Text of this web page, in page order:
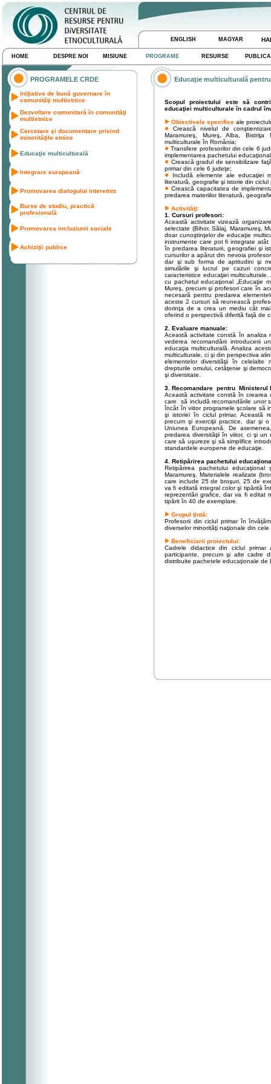
ENGLISH MAGYAR
HOME DESPRE NOI MISIUNE PROGRAME RESURSE
PROGRAMELE CRDE
Iniţiative de bună guvernare în
comunităţi multietnice
Dezvoltare comunitară în comunităţi
multietnice
Cercetare şi documentare privind
minorităţile etnice
Educaţie multiculturală
Integrare europeană
Promovarea dialogului interetnic
Burse de studiu, practică
profesională
Promovarea incluziunii sociale
Achiziţii publice
Educaţie multiculturală
Scopul proiectului este să
educaţiei multiculturale în cadrul
Obiectivele specifice ale
Crească nivelul de
Maramureş, Mureş, Alba,
multiculturale în România;
Transfere profesorilor din cele 6
implementarea pachetului
Crească gradul de sensibilizare
primar din cele 6 judeţe;
Includă elemente ale educaţiei
literatură, geografie şi istorie din ciclul
Crească capacitatea de
predarea materiilor literatură,
Activităţi:
1. Cursuri profesori:
Această activitate vizează
selectate (Bihor, Sălaj, Maramureş,
doar cunoştinţelor de educaţie
instrumente care pot fi integrate
în predarea literaturii, geografiei şi
cursurilor a apărut din nevoia
dar şi sub forma de aptitudini şi
simulările şi lucrul pe cazuri
caracteristice educaţiei
cu pachetul educaţional „Educaţie
Mureş, precum şi profesori care în
necesară pentru predarea
aceste 2 cursuri să reunească
dorinţa de a crea un mediu cât
oferind o perspectivă diferită faţă de
2. Evaluare manuale:
Această activitate constă în analiza
vederea recomandării introducerii
educaţia multiculturală. Analiza
multiculturale, ci şi din perspectiva
elementelor diversităţii în
drepturile omului, cetăţenie şi
şi diversitate.
3. Recomandare pentru Ministerul
Această activitate constă în crearea
care să includă recomandările unor
încât în viitor programele şcolare să
şi istoriei în ciclul primar. Această
precum şi exerciţii practice, dar şi
Uniunea Europeană. De
predarea diversităţii în viitor, ci şi un
care să uşureze şi să simplifice
standardele europene de educaţie.
4. Retipărirea pachetului
Retipărirea pachetului
Maramureş. Materialele realizate
care include 25 de broşuri, 25 de
va fi editată integral color şi tipărită
reprezentări grafice, dar va fi editat
tipărit în 40 de exemplare.
Grupul ţintă:
Profesorii din ciclul primar în
diverselor minorităţi naţionale din
Beneficiarii proiectului:
Cadrele didactice din ciclul
participante, precum şi alte cadre
distribuite pachetele educaţionale de